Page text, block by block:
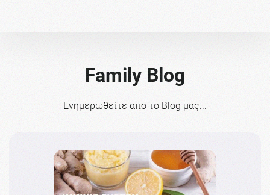
Family Blog
Ενημερωθείτε απο το Blog μας...